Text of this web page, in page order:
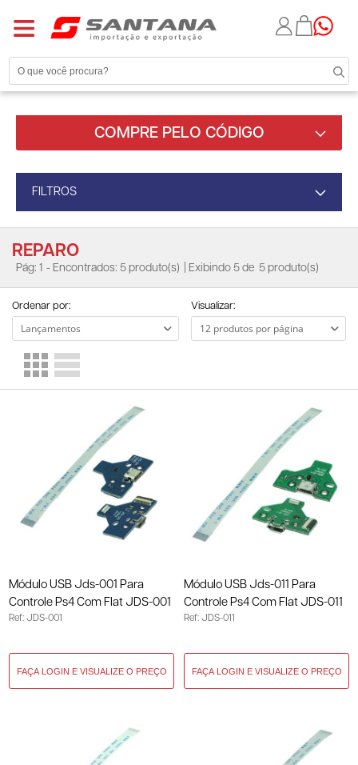
COMPRE PELO CÓDIGO
FILTROS
REPARO
Pág: 1 - Encontrados: 5 produto(s) | Exibindo 5 de 5 produto(s)
Ordenar por: Visualizar:
Módulo USB Jds-001 Para
Controle Ps4 Com Flat JDS-001
Ref: JDS-001
Módulo USB Jds-011 Para
Controle Ps4 Com Flat JDS-011
Ref: JDS-011